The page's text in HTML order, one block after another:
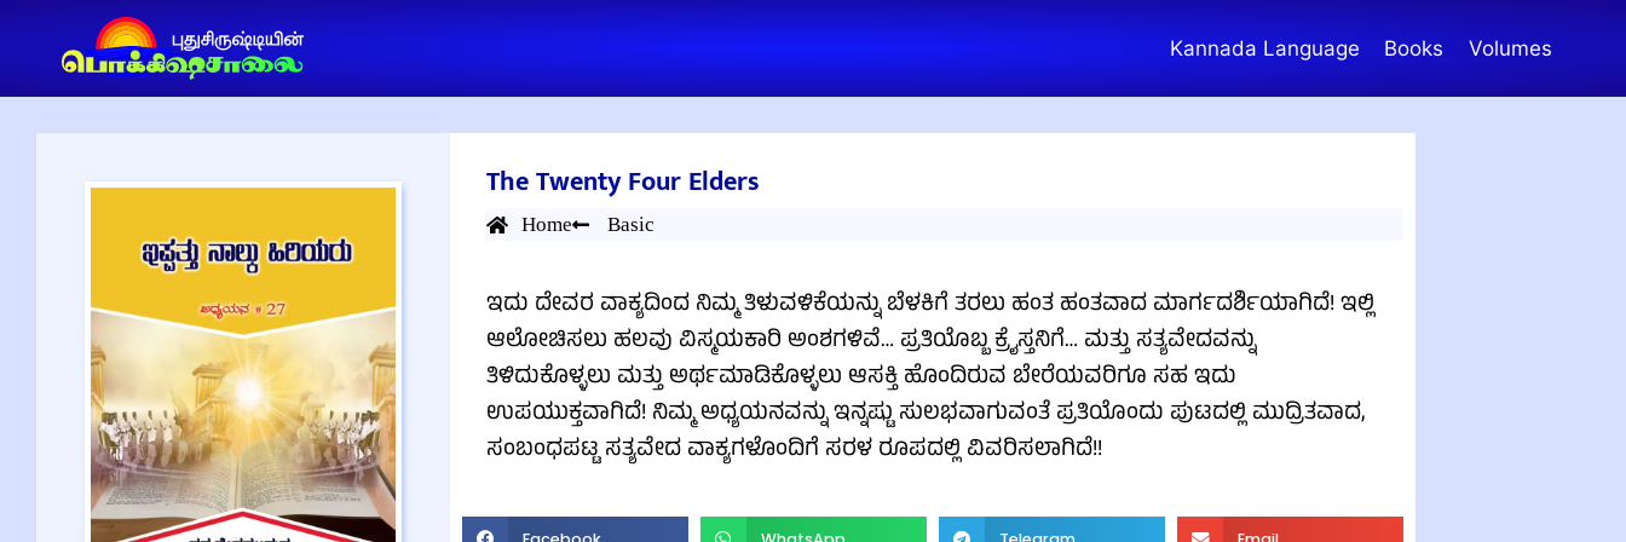
Kannada Language Books Volumes
The Twenty Four Elders
Home Basic
ಇದು ದೇವರ ವಾಕ್ಯದಿಂದ ನಿಮ್ಮ ತಿಳುವಳಿಕೆಯನ್ನು ಬೆಳಕಿಗೆ ತರಲು ಹಂತ ಹಂತವಾದ ಮಾರ್ಗದರ್ಶಿಯಾಗಿದೆ! ಇಲ್ಲಿ
ಆಲೋಚಿಸಲು ಹಲವು ವಿಸ್ಮಯಕಾರಿ ಅಂಶಗಳಿವೆ… ಪ್ರತಿಯೊಬ್ಬ ಕ್ರೈಸ್ತನಿಗೆ… ಮತ್ತು ಸತ್ಯವೇದವನ್ನು
ತಿಳಿದುಕೊಳ್ಳಲು ಮತ್ತು ಅರ್ಥಮಾಡಿಕೊಳ್ಳಲು ಆಸಕ್ತಿ ಹೊಂದಿರುವ ಬೇರೆಯವರಿಗೂ ಸಹ ಇದು
ಉಪಯುಕ್ತವಾಗಿದೆ! ನಿಮ್ಮ ಅಧ್ಯಯನವನ್ನು ಇನ್ನಷ್ಟು ಸುಲಭವಾಗುವಂತೆ ಪ್ರತಿಯೊಂದು ಪುಟದಲ್ಲಿ ಮುದ್ರಿತವಾದ,
ಸಂಬಂಧಪಟ್ಟ ಸತ್ಯವೇದ ವಾಕ್ಯಗಳೊಂದಿಗೆ ಸರಳ ರೂಪದಲ್ಲಿ ವಿವರಿಸಲಾಗಿದೆ!!